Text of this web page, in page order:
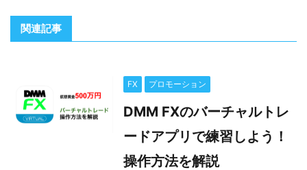
関連記事
FX プロモーション
DMM FXのバーチャルトレ
ードアプリで練習しよう！
操作方法を解説